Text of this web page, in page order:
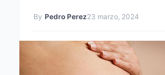
By Pedro Perez23 marzo, 2024